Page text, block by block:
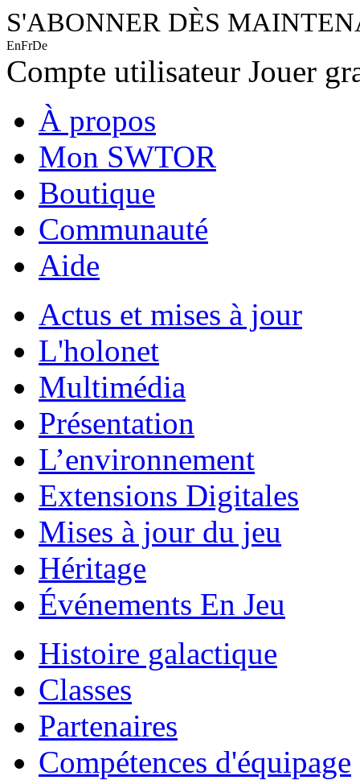
S'ABONNER DÈS
EnFrDe
Compte utilisateur Jouer
À propos
Mon SWTOR
Boutique
Communauté
Aide
Actus et mises à jour
L'holonet
Multimédia
Présentation
L’environnement
Extensions Digitales
Mises à jour du jeu
Héritage
Événements En Jeu
Histoire galactique
Classes
Partenaires
Compétences d'équipage